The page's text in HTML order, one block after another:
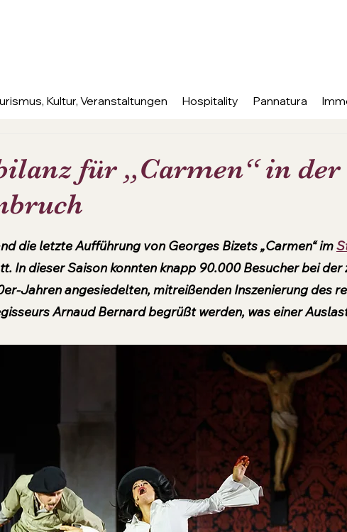
Kultur, Veranstaltungen Hospitality Pannatura
für „Carmen“ in
bewertet.
die letzte Aufführung von Georges Bizets „Carmen“ im
In dieser Saison konnten knapp 90.000 Besucher bei der
Jahren angesiedelten, mitreißenden Inszenierung des
Arnaud Bernard begrüßt werden, was einer